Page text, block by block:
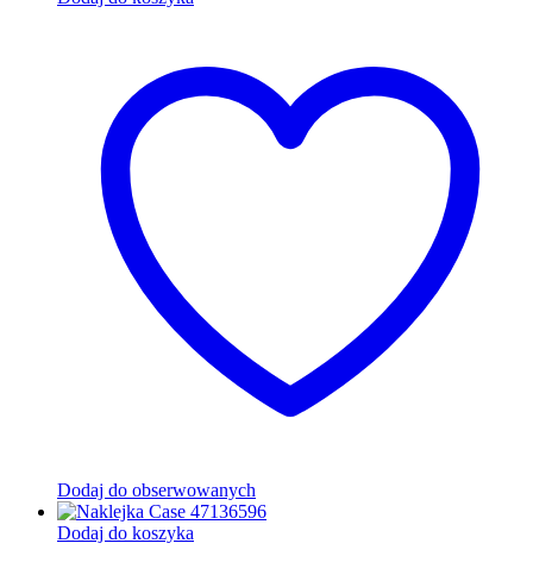
Dodaj do obserwowanych
Dodaj do koszyka